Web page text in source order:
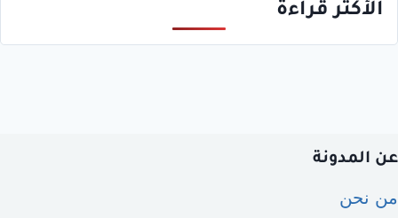
الأكثر قراءة
عن المدونة
من نحن